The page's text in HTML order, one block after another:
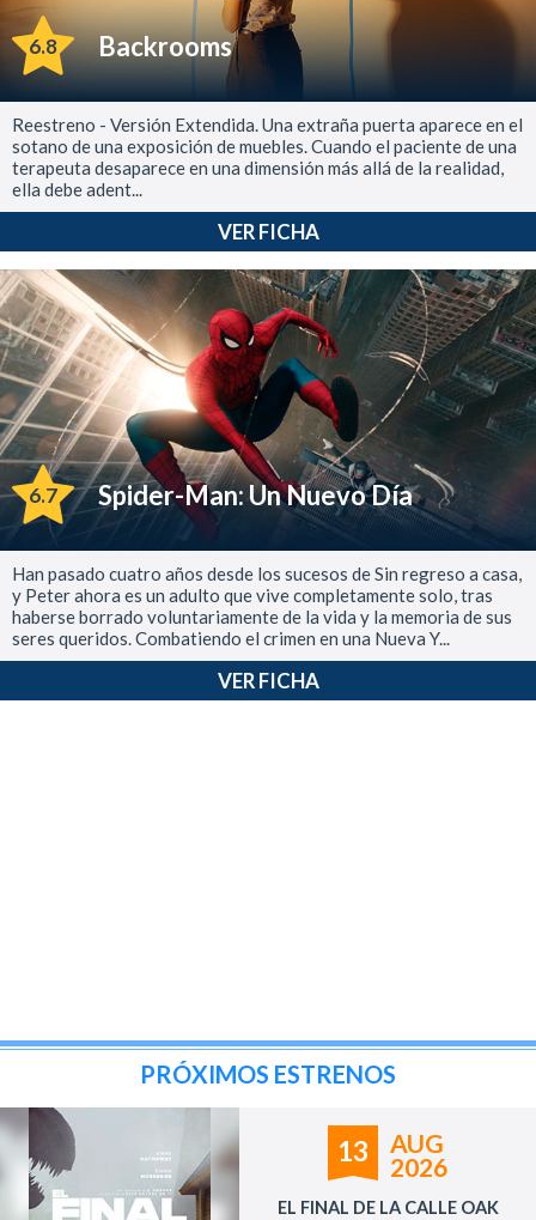
6.8 Backrooms
Reestreno - Versión Extendida. Una extraña puerta aparece en el
sotano de una exposición de muebles. Cuando el paciente de una
terapeuta desaparece en una dimensión más allá de la realidad,
ella debe adent...
VER FICHA
6.7 Spider-Man: Un Nuevo Día
Han pasado cuatro años desde los sucesos de Sin regreso a casa,
y Peter ahora es un adulto que vive completamente solo, tras
haberse borrado voluntariamente de la vida y la memoria de sus
seres queridos. Combatiendo el crimen en una Nueva Y...
VER FICHA
PRÓXIMOS ESTRENOS
13
AUG
2026
EL FINAL DE LA CALLE OAK